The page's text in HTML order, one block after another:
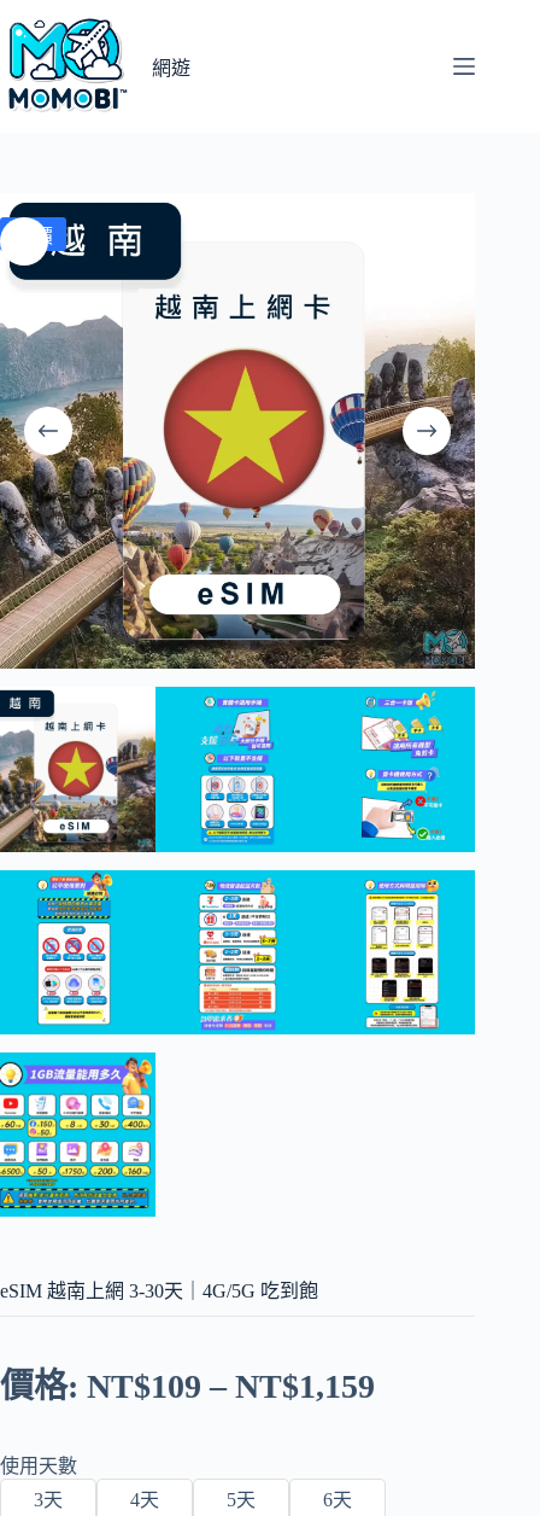
主
要
網遊
特價
eSIM 越南上網 3-30天｜4G/5G 吃到飽
價格: NT$109 –NT$1,159
使用天數
3天
4天 5天 6天